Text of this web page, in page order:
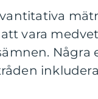
vara
Några